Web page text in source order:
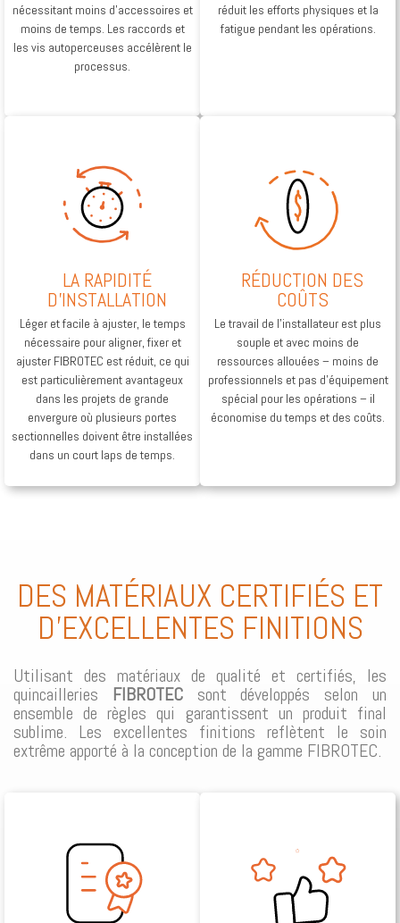
nécessitant moins d’accessoires et
moins de temps. Les raccords et
les vis autoperceuses accélèrent le
processus.
réduit les efforts physiques et la
fatigue pendant les opérations.
LA RAPIDITÉ
D'INSTALLATION
Léger et facile à ajuster, le temps
nécessaire pour aligner, fixer et
ajuster FIBROTEC est réduit, ce qui
est particulièrement avantageux
dans les projets de grande
envergure où plusieurs portes
sectionnelles doivent être installées
dans un court laps de temps.
RÉDUCTION DES
COÛTS
Le travail de l’installateur est plus
souple et avec moins de
ressources allouées – moins de
professionnels et pas d’équipement
spécial pour les opérations – il
économise du temps et des coûts.
DES MATÉRIAUX CERTIFIÉS ET
D'EXCELLENTES FINITIONS
Utilisant des matériaux de qualité et certifiés, les
quincailleries FIBROTECsont développés selon un
ensemble de règles qui garantissent un produit final
sublime. Les excellentes finitions reflètent le soin
extrême apporté à la conception de la gamme FIBROTEC.